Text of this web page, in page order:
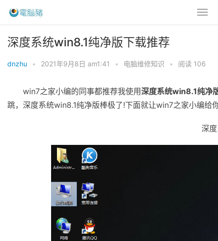
深度系统win8.1纯净版下载推荐
dnzhu • 2021年9月8日 am1:41 • 电脑维修知识 • 阅读 106
win7之家小编的同事都推荐我使用深度系统win8.1纯净
跳，深度系统win8.1纯净版棒极了!下面就让win7之家小编给
深